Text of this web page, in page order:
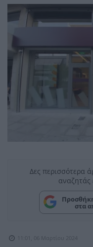
Δες περισσότερα
αναζητάς
στα
11:01, 06 Μαρτίου 2024